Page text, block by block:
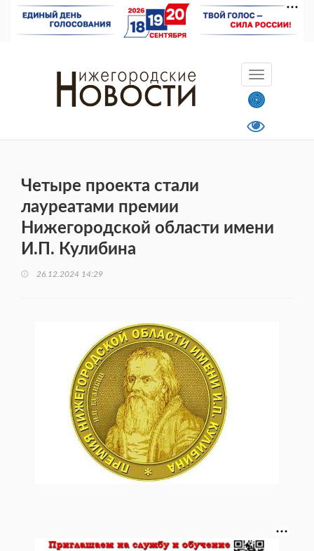
Четыре проекта стали
лауреатами премии
Нижегородской области имени
И.П. Кулибина
26.12.2024 14:29